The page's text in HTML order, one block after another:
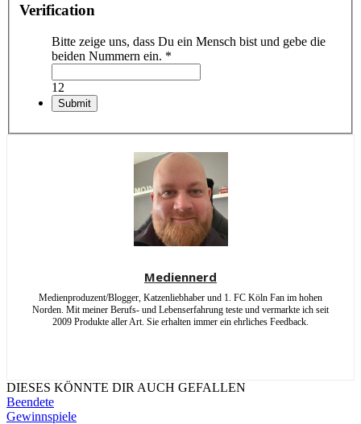
Verification
Bitte zeige uns, dass Du ein Mensch bist und gebe die
beiden Nummern ein. *
12
Mediennerd
Medienproduzent/Blogger, Katzenliebhaber und 1. FC Köln Fan im hohen
Norden. Mit meiner Berufs- und Lebenserfahrung teste und vermarkte ich seit
2009 Produkte aller Art. Sie erhalten immer ein ehrliches Feedback.
DIESES KÖNNTE DIR AUCH GEFALLEN
Beendete
Gewinnspiele